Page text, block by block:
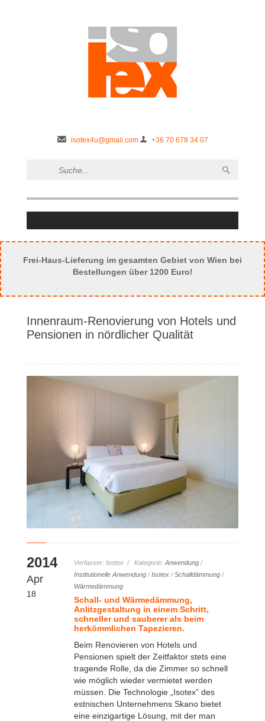
isotex4u@gmail.com +36 70 678 34 07
Frei-Haus-Lieferung im gesamten Gebiet von Wien bei
Bestellungen über 1200 Euro!
Innenraum-Renovierung von Hotels und
Pensionen in nördlicher Qualität
2014
Apr
18
Verfasser: Isotex / Kategorie: Anwendung /
Institutionelle Anwendung /Isotex /Schalldämmung /
Wärmedämmung
Schall- und Wärmedämmung,
Anlitzgestaltung in einem Schritt,
schneller und sauberer als beim
herkömmlichen Tapezieren.
Beim Renovieren von Hotels und
Pensionen spielt der Zeitfaktor stets eine
tragende Rolle, da die Zimmer so schnell
wie möglich wieder vermietet werden
müssen. Die Technologie „Isotex” des
estnischen Unternehmens Skano bietet
eine einzigartige Lösung, mit der man